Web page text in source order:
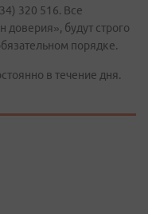
320 516. Все
будут строго
порядке.
в течение дня.